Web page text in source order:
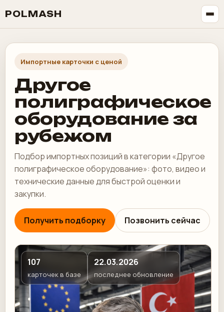
POLMASH
Импортные карточки с ценой
Другое
полиграфическое
оборудование за
рубежом
Подбор импортных позиций в категории «Другое
полиграфическое оборудование»: фото, видео и
технические данные для быстрой оценки и
закупки.
Получить подборку Позвонить сейчас
107
карточек в базе
22.03.2026
последнее обновление